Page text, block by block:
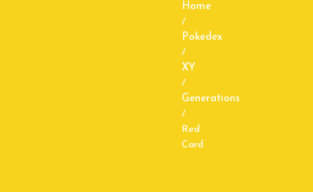
Home
/
Pokedex
/
XY
/
Generations
/
Red
Card